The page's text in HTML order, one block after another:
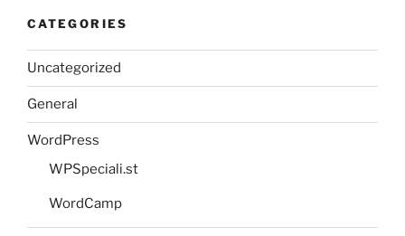
CATEGORIES
Uncategorized
General
WordPress
WPSpeciali.st
WordCamp